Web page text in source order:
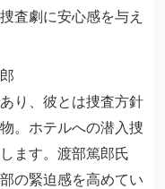
査劇に安心感を与え
り、彼とは捜査方針
。ホテルへの潜入捜
ます。渡部篤郎氏
の緊迫感を高めてい